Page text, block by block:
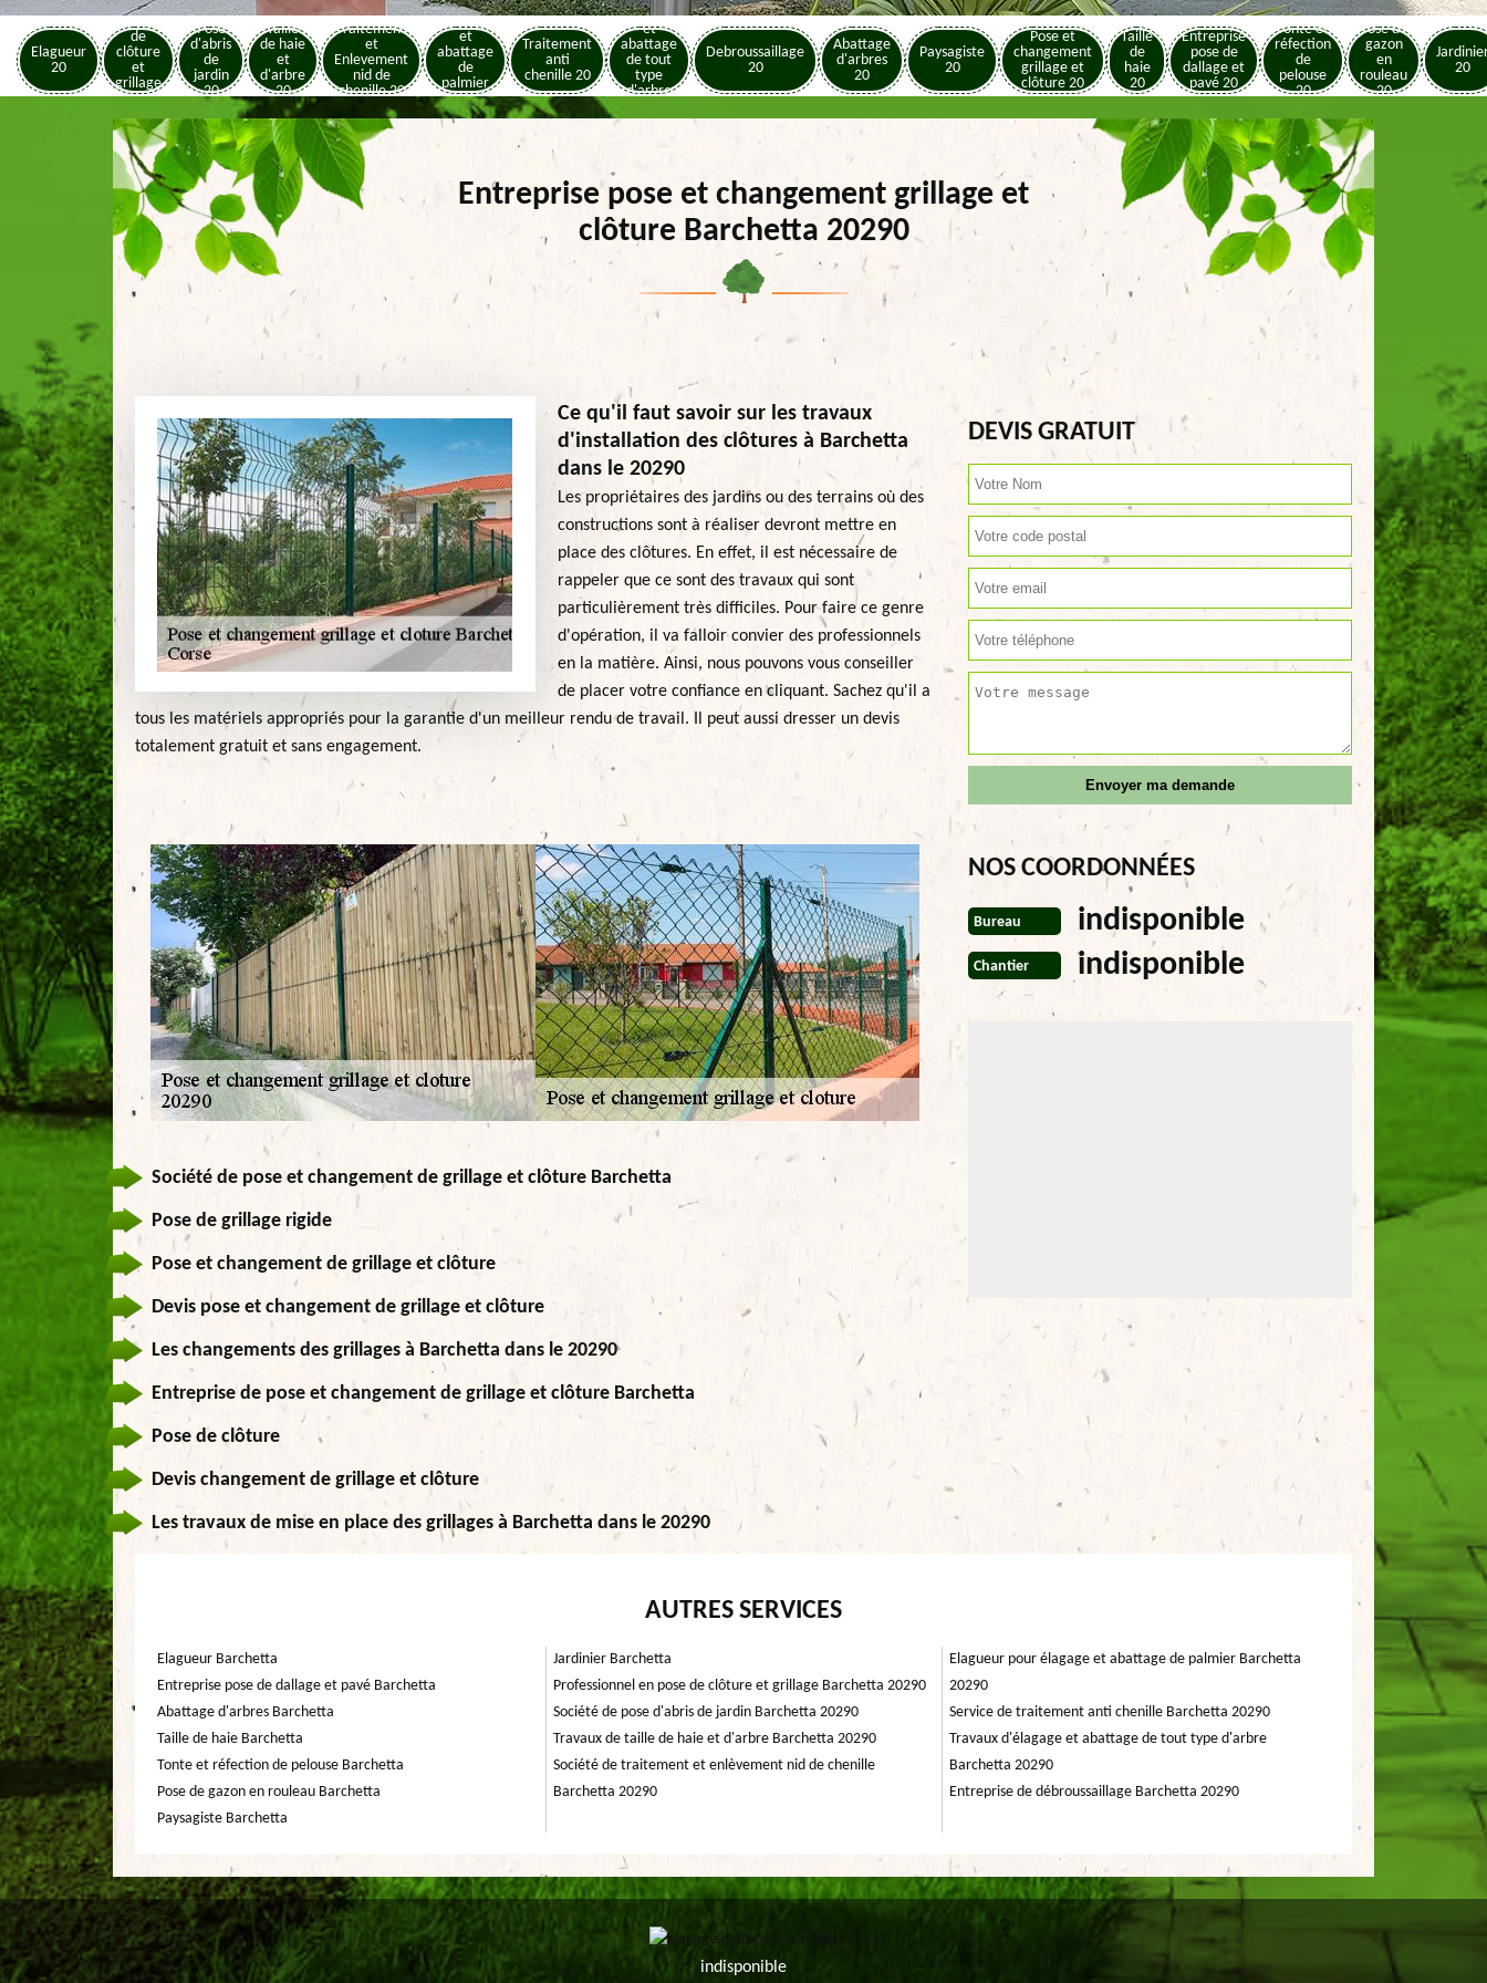
Elagueur
20
Pose
de
clôture
et
grillage
20
Pose
d'abris
de
jardin
20
Taille
de haie
et
d'arbre
20
Traitement
et
Enlevement
nid de
chenille 20
Elagage
et
abattage
de
palmier
20
Traitement
anti
chenille 20
Elagage
et
abattage
de tout
type
d'arbre
Debroussaillage
20
Abattage
d'arbres
20
Paysagiste
20
Pose et
changement
grillage et
clôture 20
Taille
de
haie
20
Entreprise
pose de
dallage et
pavé 20
Tonte et
réfection
de
pelouse
20
Pose de
gazon
en
rouleau
20
20
Entreprise pose et changement grillage et
clôture Barchetta 20290
Ce qu'il faut savoir sur les travaux
d'installation des clôtures à Barchetta
dans le 20290
Les propriétaires des jardins ou des terrains où des
constructions sont à réaliser devront mettre en
place des clôtures. En effet, il est nécessaire de
rappeler que ce sont des travaux qui sont
particulièrement très difficiles. Pour faire ce genre
d'opération, il va falloir convier des professionnels
en la matière. Ainsi, nous pouvons vous conseiller
de placer votre confiance en cliquant. Sachez qu'il a
tous les matériels appropriés pour la garantie d'un meilleur rendu de travail. Il peut aussi dresser un devis
totalement gratuit et sans engagement.
Société de pose et changement de grillage et clôture Barchetta
Pose de grillage rigide
Pose et changement de grillage et clôture
Devis pose et changement de grillage et clôture
Les changements des grillages à Barchetta dans le 20290
Entreprise de pose et changement de grillage et clôture Barchetta
Pose de clôture
Devis changement de grillage et clôture
Les travaux de mise en place des grillages à Barchetta dans le 20290
DEVIS GRATUIT
NOS COORDONNÉES
Bureau indisponible
Chantier indisponible
AUTRES SERVICES
Elagueur Barchetta
Entreprise pose de dallage et pavé Barchetta
Abattage d'arbres Barchetta
Taille de haie Barchetta
Tonte et réfection de pelouse Barchetta
Pose de gazon en rouleau Barchetta
Paysagiste Barchetta
Jardinier Barchetta
Professionnel en pose de clôture et grillage Barchetta 20290
Société de pose d'abris de jardin Barchetta 20290
Travaux de taille de haie et d'arbre Barchetta 20290
Société de traitement et enlèvement nid de chenille
Barchetta 20290
Elagueur pour élagage et abattage de palmier Barchetta
20290
Service de traitement anti chenille Barchetta 20290
Travaux d'élagage et abattage de tout type d'arbre
Barchetta 20290
Entreprise de débroussaillage Barchetta 20290
indisponible